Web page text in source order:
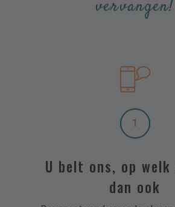
vervangen!
1
U belt ons, op
dan ook